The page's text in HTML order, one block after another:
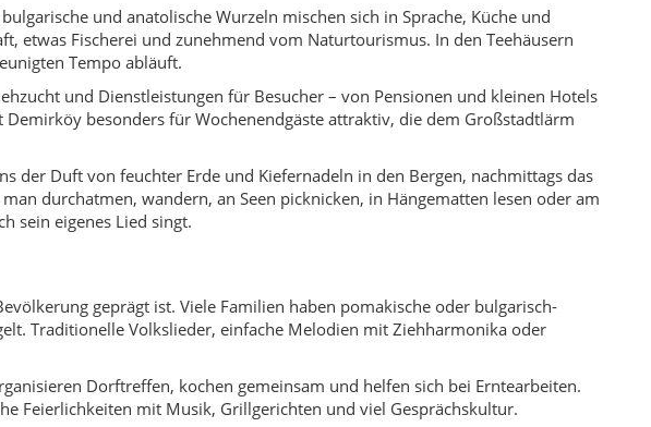
Traditionelle Volkslieder, einfache Melodien mit Ziehharmonika oder
Dorftreffen, kochen gemeinsam und helfen sich bei Erntearbeiten.
Feierlichkeiten mit Musik, Grillgerichten und viel Gesprächskultur.
kleine Hafenfeste und das gemeinsame Reinigen der Boote am
stärker im Mittelpunkt – mit Wissen, das über Generationen
vorbei an Bächen, Picknickplätzen und Aussichtspunkten.
durch die seltenen Sumpfwälder.
und idyllische Ufer für Picknicks.
fernab der Hauptstrände.
kühler Höhlenluft im Sommer.
einen Eindruck von der frühen Rüstungsproduktion.
Terrain (idealerweise mit Guide).